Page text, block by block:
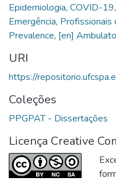
Epidemiologia, COVID-19,
Emergência, Profissionais
Prevalence, [en]
URI
https://
Coleções
PPGPAT - Dissertações
Licença Creative